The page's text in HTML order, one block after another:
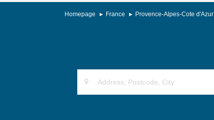
Homepage France Provence-Alpes-Cote d'Azur